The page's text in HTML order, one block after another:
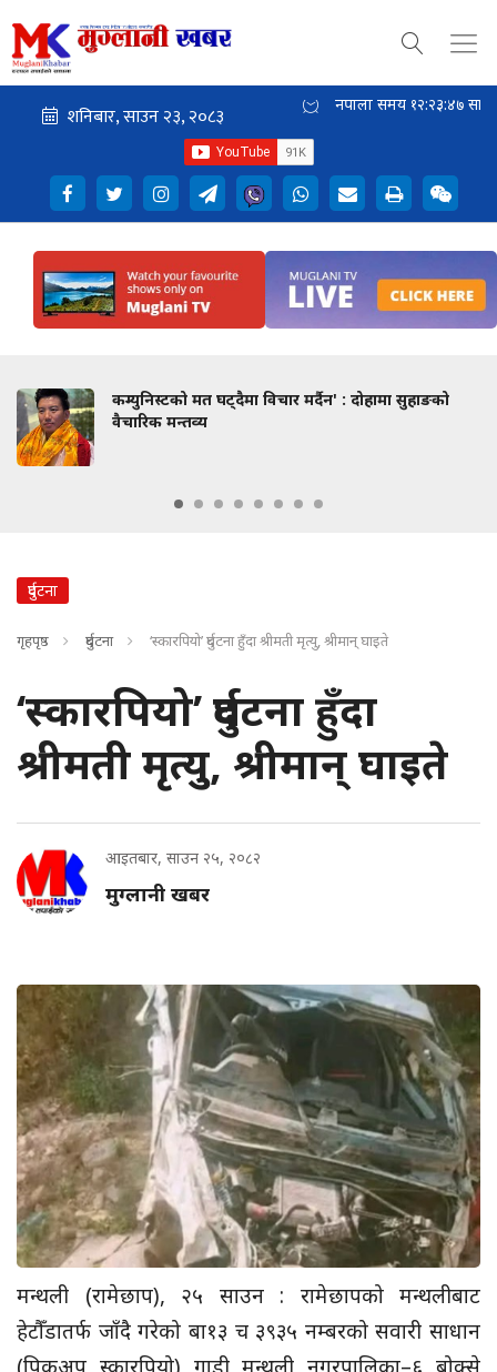
नेपाली समय १२:२३:४८साँझ
कम्युनिस्टको मत घट्दैमा विचार मर्दैन' : दोहामा सुहाङको
वैचारिक मन्तव्य
दुर्घटना
गृहपृष्ठ दुर्घटना ‘स्कारपियो’ दुर्घटना हुँदा श्रीमती मृत्यु, श्रीमान् घाइते
‘स्कारपियो’ दुर्घटना हुँदा
श्रीमती मृत्यु, श्रीमान् घाइते
आइतबार, साउन २५, २०८२
मुग्लानी खबर
मन्थली (रामेछाप), २५ साउन : रामेछापको मन्थलीबाट
हेटौँडातर्फ जाँदै गरेको बा१३ च ३९३५ नम्बरको सवारी साधान
(पिकअप स्कारपियो) गाडी मन्थली नगरपालिका–६ बोक्से